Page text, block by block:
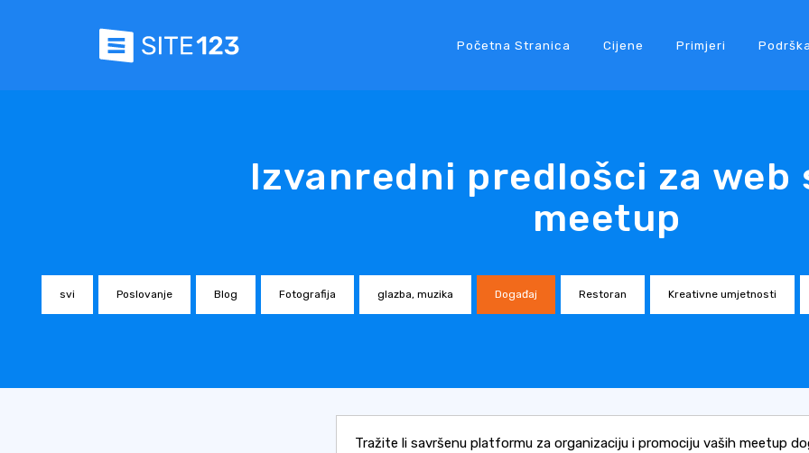
Početna Stranica Cijene Primjeri
Izvanredni predlošci za
meetup
svi Poslovanje Blog Fotografija glazba, muzika Događaj Restoran Kreativne umjetnosti
Tražite li savršenu platformu za organizaciju i promociju vaših meetup